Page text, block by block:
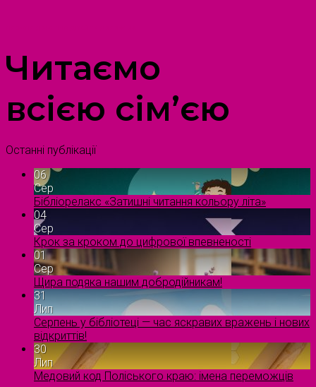
Читаємо
всією сім’єю
Останні публікації
06
Сер
Бібліорелакс «Затишні читання кольору літа»
04
Сер
Крок за кроком до цифрової впевненості
01
Сер
Щира подяка нашим добродійникам!
31
Лип
Серпень у бібліотеці — час яскравих вражень і нових
відкриттів!
30
Лип
Медовий код Поліського краю: імена переможців